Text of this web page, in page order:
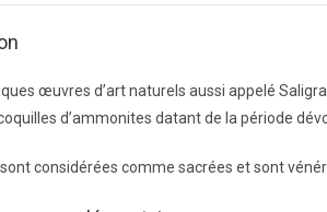
œuvres d’art naturels aussi appelé
d’ammonites datant de la période
considérées comme sacrées et sont